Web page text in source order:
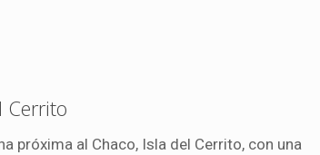
Cerrito
próxima al Chaco, Isla del Cerrito, con una